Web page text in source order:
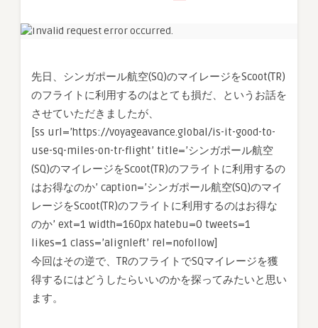
ー
Scoot(TR)
の
ト
で
獲
得
す
は
は
先日、シンガポール航空(SQ)のマイレージをScoot(TR)
のフライトに利用するのはとても損だ、というお話を
させていただきましたが、
[ss url=’https://voyageavance.global/is-it-good-to-
use-sq-miles-on-tr-flight’ title=’シンガポール航空
(SQ)のマイレージをScoot(TR)のフライトに利用するの
はお得なのか’ caption=’シンガポール航空(SQ)のマイ
レージをScoot(TR)のフライトに利用するのはお得な
のか’ ext=1 width=160px hatebu=0 tweets=1
likes=1 class=’alignleft’ rel=nofollow]
今回はその逆で、TRのフライトでSQマイレージを獲
得するにはどうしたらいいのかを探ってみたいと思い
ます。